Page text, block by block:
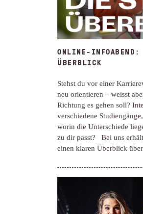
ONLINE-
ÜBERBLICK
Stehst du vor einer
neu orientieren – weisst
Richtung es gehen soll?
verschiedene
worin die Unterschiede
zu dir passt? Bei uns
einen klaren Überblick